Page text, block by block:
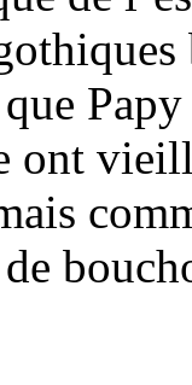
ont